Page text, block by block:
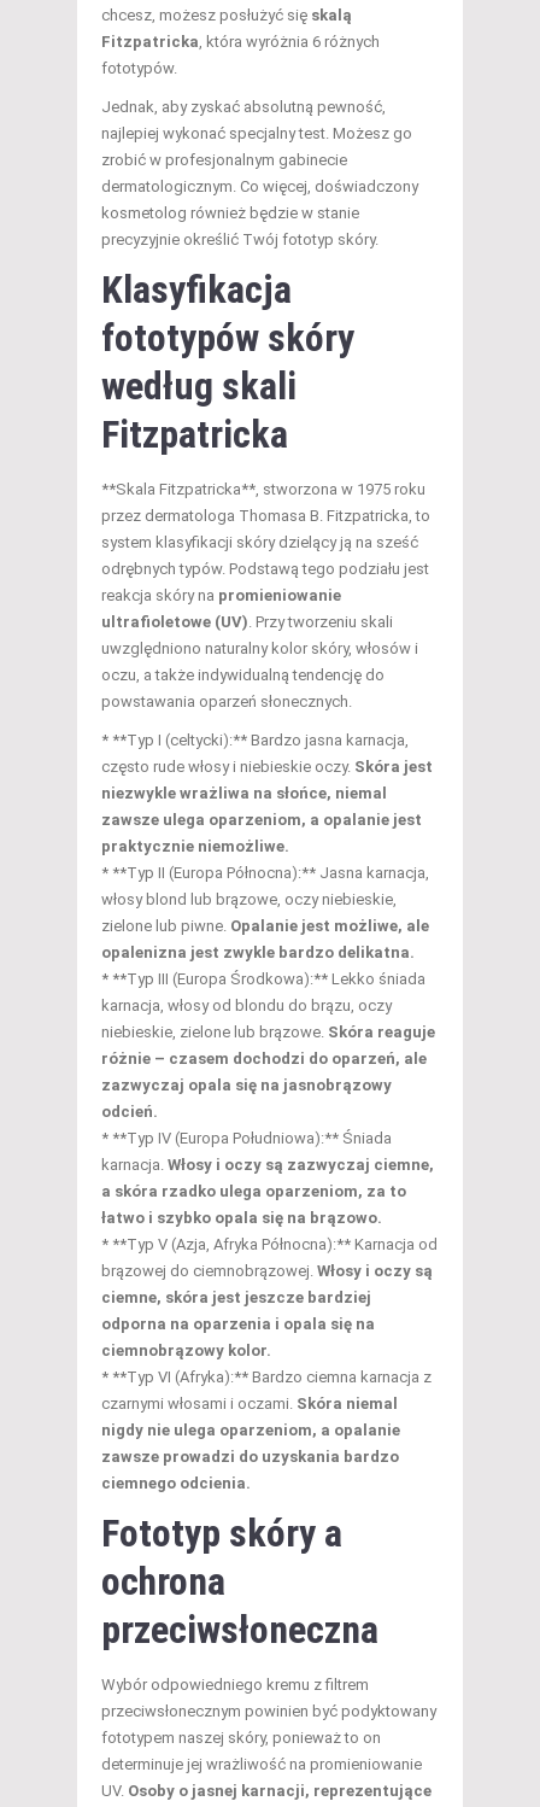
chcesz, możesz posłużyć się skalą
Fitzpatricka, która wyróżnia 6 różnych
fototypów.
Jednak, aby zyskać absolutną pewność,
najlepiej wykonać specjalny test. Możesz go
zrobić w profesjonalnym gabinecie
dermatologicznym. Co więcej, doświadczony
kosmetolog również będzie w stanie
precyzyjnie określić Twój fototyp skóry.
Klasyfikacja
fototypów skóry
według skali
Fitzpatricka
**Skala Fitzpatricka**, stworzona w 1975 roku
przez dermatologa Thomasa B. Fitzpatricka, to
system klasyfikacji skóry dzielący ją na sześć
odrębnych typów. Podstawą tego podziału jest
reakcja skóry na promieniowanie
ultrafioletowe (UV). Przy tworzeniu skali
uwzględniono naturalny kolor skóry, włosów i
oczu, a także indywidualną tendencję do
powstawania oparzeń słonecznych.
* **Typ I (celtycki):** Bardzo jasna karnacja,
często rude włosy i niebieskie oczy. Skóra jest
niezwykle wrażliwa na słońce, niemal
zawsze ulega oparzeniom, a opalanie jest
praktycznie niemożliwe.
* **Typ II (Europa Północna):** Jasna karnacja,
włosy blond lub brązowe, oczy niebieskie,
zielone lub piwne. Opalanie jest możliwe, ale
opalenizna jest zwykle bardzo delikatna.
* **Typ III (Europa Środkowa):** Lekko śniada
karnacja, włosy od blondu do brązu, oczy
niebieskie, zielone lub brązowe. Skóra reaguje
różnie – czasem dochodzi do oparzeń, ale
zazwyczaj opala się na jasnobrązowy
odcień.
* **Typ IV (Europa Południowa):** Śniada
karnacja. Włosy i oczy są zazwyczaj ciemne,
a skóra rzadko ulega oparzeniom, za to
łatwo i szybko opala się na brązowo.
* **Typ V (Azja, Afryka Północna):** Karnacja od
brązowej do ciemnobrązowej. Włosy i oczy są
ciemne, skóra jest jeszcze bardziej
odporna na oparzenia i opala się na
ciemnobrązowy kolor.
* **Typ VI (Afryka):** Bardzo ciemna karnacja z
czarnymi włosami i oczami. Skóra niemal
nigdy nie ulega oparzeniom, a opalanie
zawsze prowadzi do uzyskania bardzo
ciemnego odcienia.
Fototyp skóry a
ochrona
przeciwsłoneczna
Wybór odpowiedniego kremu z filtrem
przeciwsłonecznym powinien być podyktowany
fototypem naszej skóry, ponieważ to on
determinuje jej wrażliwość na promieniowanie
UV. Osoby o jasnej karnacji, reprezentujące